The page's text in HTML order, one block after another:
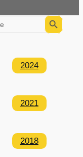
Search Button
2024
2021
2018